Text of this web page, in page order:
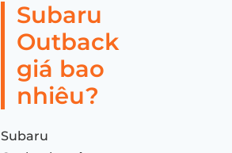
Subaru
Outback
giá bao
nhiêu?
Subaru